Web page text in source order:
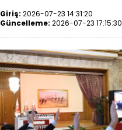
Giriş: 2026-07-23 14:31:20
Güncelleme: 2026-07-23 17:15:30